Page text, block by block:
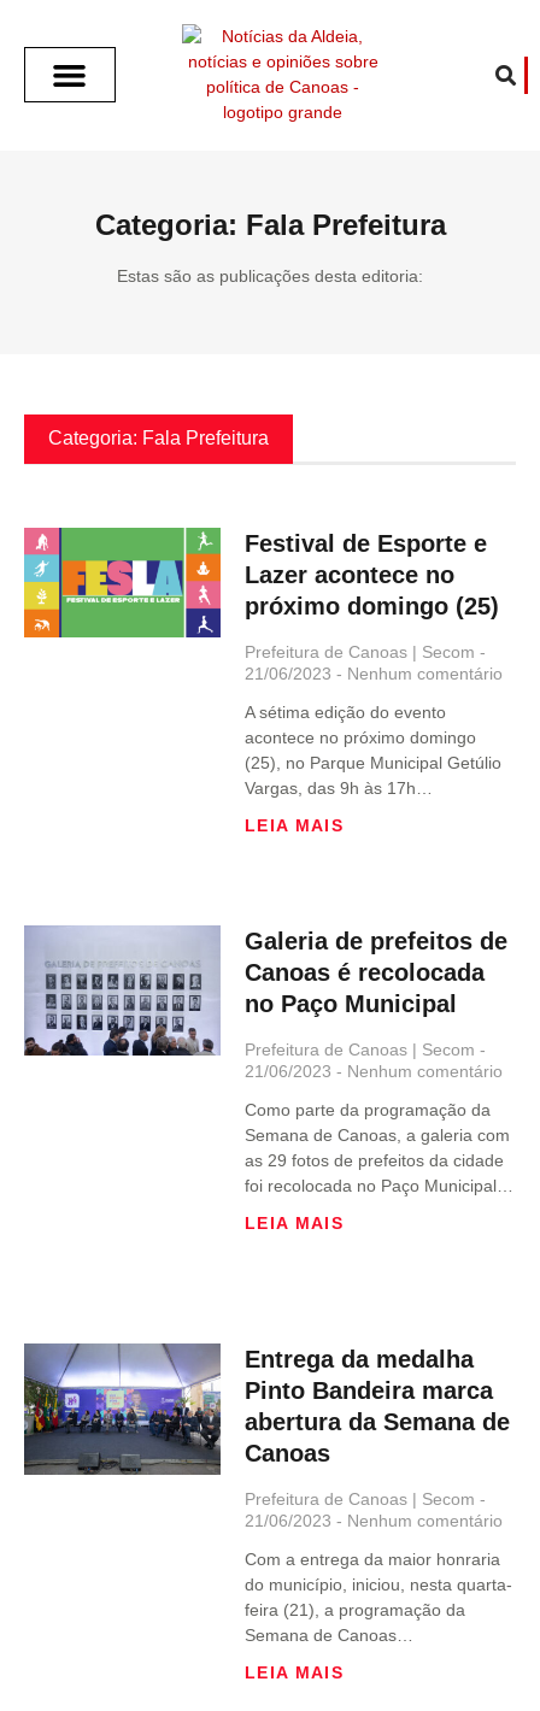
Categoria: Fala Prefeitura
Estas são as publicações desta editoria:
Categoria: Fala Prefeitura
Festival de Esporte e
Lazer acontece no
próximo domingo (25)
Prefeitura de Canoas | Secom
21/06/2023
Nenhum comentário
A sétima edição do evento
acontece no próximo domingo
(25), no Parque Municipal Getúlio
Vargas, das 9h às 17h…
LEIA MAIS
Galeria de prefeitos de
Canoas é recolocada
no Paço Municipal
Prefeitura de Canoas | Secom
21/06/2023
Nenhum comentário
Como parte da programação da
Semana de Canoas, a galeria com
as 29 fotos de prefeitos da cidade
foi recolocada no Paço Municipal…
LEIA MAIS
Entrega da medalha
Pinto Bandeira marca
abertura da Semana de
Canoas
Prefeitura de Canoas | Secom
21/06/2023
Nenhum comentário
Com a entrega da maior honraria
do município, iniciou, nesta quarta-
feira (21), a programação da
Semana de Canoas…
LEIA MAIS